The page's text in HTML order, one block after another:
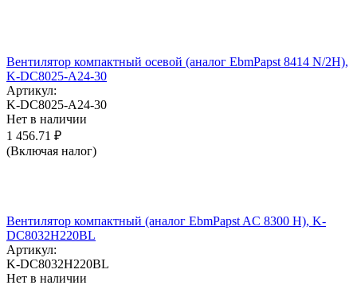
Вентилятор компактный осевой (аналог EbmPapst 8414 N/2H),
K-DC8025-A24-30
Артикул:
K-DC8025-A24-30
Нет в наличии
1 456.71 ₽
(Включая налог)
Вентилятор компактный (аналог EbmPapst AC 8300 H), K-
DC8032H220BL
Артикул:
K-DC8032H220BL
Нет в наличии